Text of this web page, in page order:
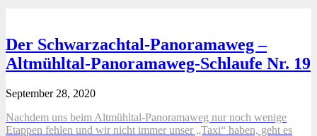
Der Schwarzachtal-Panoramaweg –
Altmühltal-Panoramaweg-Schlaufe Nr. 19
September 28, 2020
Nachdem uns beim Altmühltal-Panoramaweg nur noch wenige
Etappen fehlen und wir nicht immer unser „Taxi“ haben, geht es